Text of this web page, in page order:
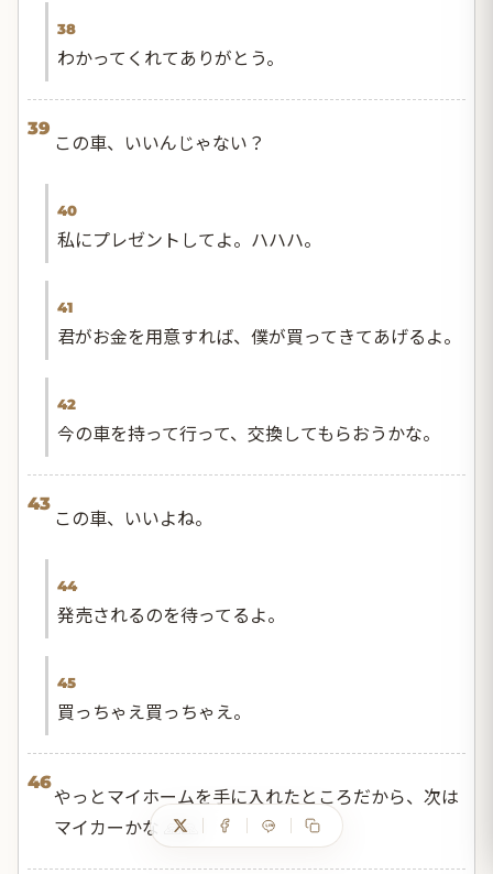
38
わかってくれてありがとう。
39
この車、いいんじゃない？
40
私にプレゼントしてよ。ハハハ。
41
君がお金を用意すれば、僕が買ってきてあげるよ。
42
今の車を持って行って、交換してもらおうかな。
43
この車、いいよね。
44
発売されるのを待ってるよ。
45
買っちゃえ買っちゃえ。
46
やっとマイホームを手に入れたところだから、次は
マイカーかな 🙏🙏